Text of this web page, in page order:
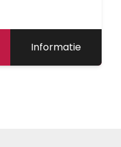
Informatie